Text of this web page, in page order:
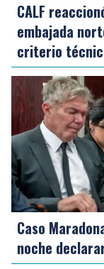
CALF
embajada
criterio
Caso
noche